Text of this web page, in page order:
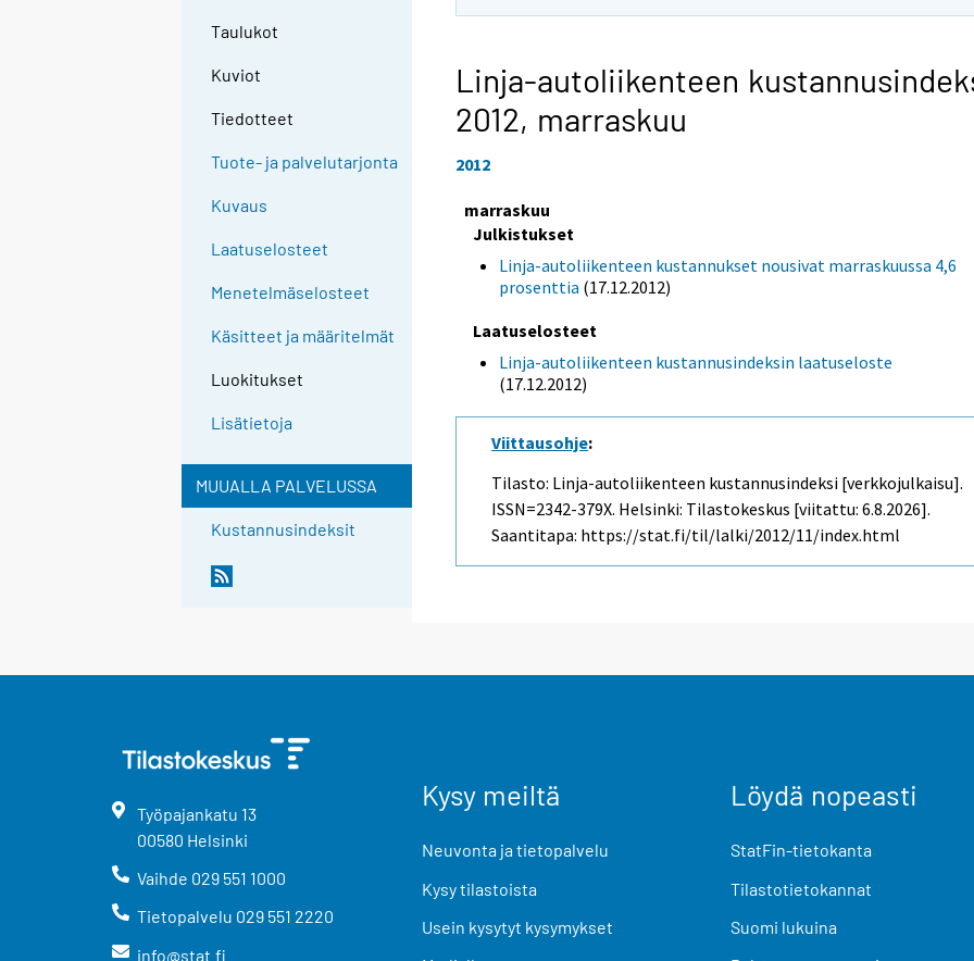
Taulukot
Kuviot
Tiedotteet
Tuote- ja palvelutarjonta
Kuvaus
Laatuselosteet
Menetelmäselosteet
Käsitteet ja määritelmät
Luokitukset
Lisätietoja
MUUALLA PALVELUSSA
Kustannusindeksit
Linja-autoliikenteen
2012, marraskuu
2012
marraskuu
Julkistukset
Linja-autoliikenteen kustannukset nousivat marraskuussa 4,6
prosenttia (17.12.2012)
Laatuselosteet
Linja-autoliikenteen kustannusindeksin laatuseloste
(17.12.2012)
Viittausohje:
Tilasto: Linja-autoliikenteen kustannusindeksi [verkkojulkaisu].
ISSN=2342-379X. Helsinki: Tilastokeskus [viitattu: 6.8.2026].
Saantitapa: https://stat.fi/til/lalki/2012/11/index.html
Työpajankatu 13
00580 Helsinki
Vaihde 029 551 1000
Tietopalvelu 029 551 2220
info@stat.fi
Kysy meiltä
Neuvonta ja tietopalvelu
Kysy tilastoista
Usein kysytyt kysymykset
Löydä nopeasti
StatFin-tietokanta
Tilastotietokannat
Suomi lukuina